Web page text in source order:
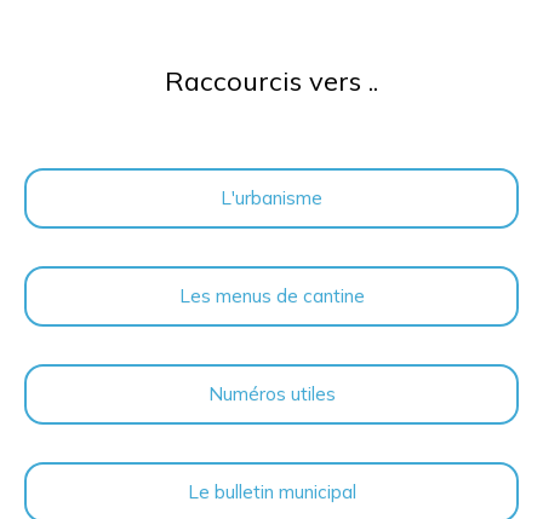
Raccourcis vers ..
L'urbanisme
Les menus de cantine
Numéros utiles
Le bulletin municipal